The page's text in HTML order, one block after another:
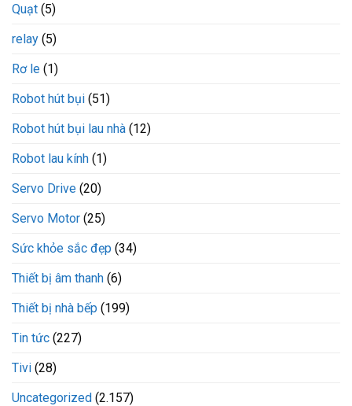
Quạt (5)
relay (5)
Rơ le (1)
Robot hút bụi (51)
Robot hút bụi lau nhà (12)
Robot lau kính (1)
Servo Drive (20)
Servo Motor (25)
Sức khỏe sắc đẹp (34)
Thiết bị âm thanh (6)
Thiết bị nhà bếp (199)
Tin tức (227)
Tivi (28)
Uncategorized (2.157)